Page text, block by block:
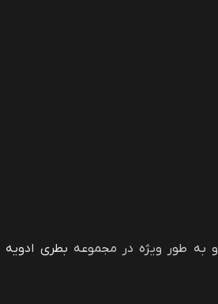
و به طور ویژه در مجموعه بطری ادویه